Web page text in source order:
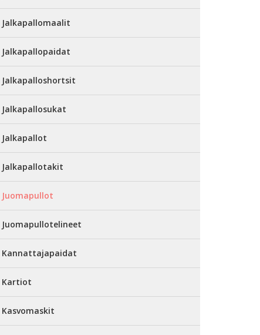
Jalkapallomaalit
Jalkapallopaidat
Jalkapalloshortsit
Jalkapallosukat
Jalkapallot
Jalkapallotakit
Juomapullot
Juomapullotelineet
Kannattajapaidat
Kartiot
Kasvomaskit